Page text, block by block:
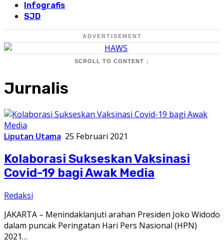
Infografis
SJD
ADVERTISEMENT
SCROLL TO CONTENT ↓
Jurnalis
Liputan Utama 25 Februari 2021
Kolaborasi Sukseskan Vaksinasi
Covid-19 bagi Awak Media
Redaksi
JAKARTA – Menindaklanjuti arahan Presiden Joko Widodo
dalam puncak Peringatan Hari Pers Nasional (HPN)
2021…